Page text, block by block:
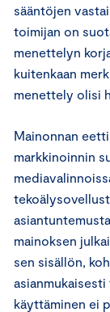
sääntöjen
toimijan on
menettelyn
kuitenkaan
menettely olisi
Mainonnan
markkinoinnin
mainoksen
sen sisällön,
käyttäminen ei